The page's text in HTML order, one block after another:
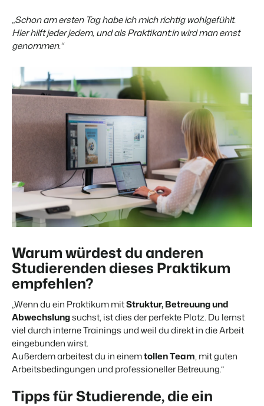
„Schon am ersten Tag habe ich mich richtig wohlgefühlt.
Hier hilft jeder jedem, und als Praktikant:in wird man ernst
genommen.“
Warum würdest du anderen
Studierenden dieses Praktikum
empfehlen?
„Wenn du ein Praktikum mitStruktur, Betreuung und
Abwechslungsuchst, ist dies der perfekte Platz. Du lernst
viel durch interne Trainings und weil du direkt in die Arbeit
eingebunden wirst.
Außerdem arbeitest du in einemtollen Team, mit guten
Arbeitsbedingungen und professioneller Betreuung.“
Tipps für Studierende, die ein